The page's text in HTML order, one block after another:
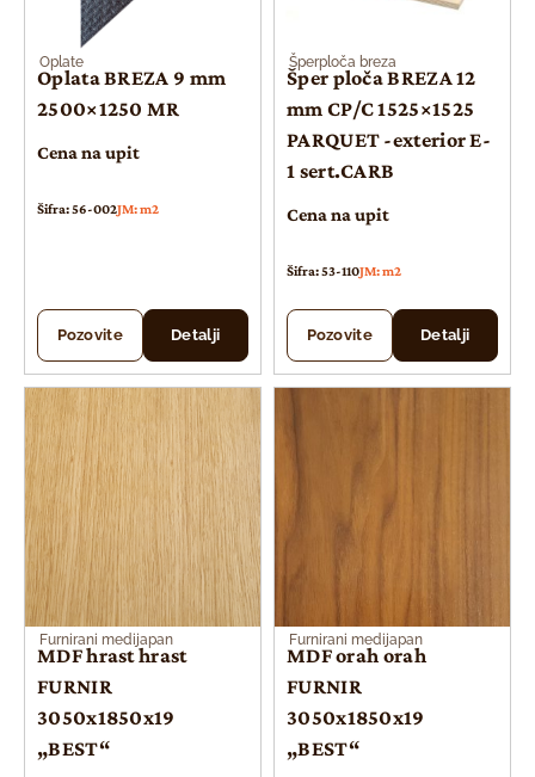
Oplate
Oplata BREZA 9 mm
2500×1250 MR
Cena na upit
Šifra: 56-002JM: m2
Pozovite Detalji
Šperploča breza
Šper ploča BREZA 12
mm CP/C 1525×1525
PARQUET -exterior E-
1 sert.CARB
Cena na upit
Šifra: 53-110JM: m2
Pozovite Detalji
Furnirani medijapan
MDF hrast hrast
FURNIR
3050x1850x19
„BEST“
Furnirani medijapan
MDF orah orah
FURNIR
3050x1850x19
„BEST“